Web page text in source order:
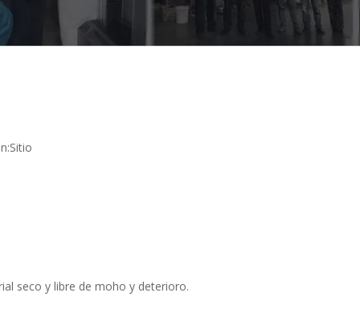
Sitio
seco y libre de moho y deterioro.